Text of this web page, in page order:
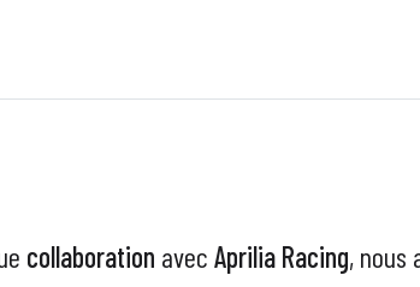
collaboration avec Aprilia Racing, nous